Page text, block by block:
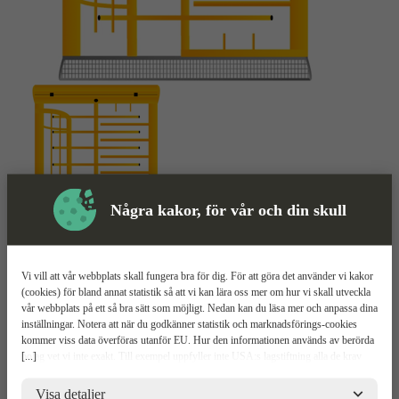
Några kakor, för vår och din skull
[...]
Vi vill att vår webbplats skall fungera bra för dig. För att göra det använder vi kakor
(cookies) för bland annat statistik så att vi kan lära oss mer om hur vi skall utveckla
vår webbplats på ett så bra sätt som möjligt. Nedan kan du läsa mer och anpassa dina
inställningar. Notera att när du godkänner statistik och marknadsförings-cookies
kommer viss data överföras utanför EU. Hur den informationen används av berörda
bolag vet vi inte exakt. Till exempel uppfyller inte USA:s lagstiftning alla de krav
risker för dina personuppgifter. De berörda bolagen måste lämna över uppgifter till
Visa detaljer
Rotationsgrind Mer information
BGFIX AccessSafe
Halksyddat golv